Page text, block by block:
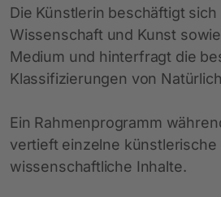
Die Künstlerin beschäftigt
Wissenschaft und Kunst
Medium und hinterfragt die
Klassifizierungen von
Ein Rahmenprogramm
vertieft einzelne künstlerische
wissenschaftliche Inhalte.